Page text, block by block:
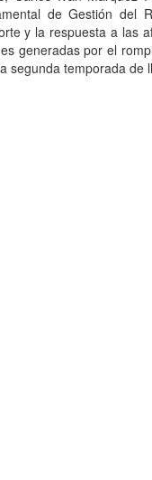
de Gestión del
y la respuesta a las
generadas por el
segunda temporada de